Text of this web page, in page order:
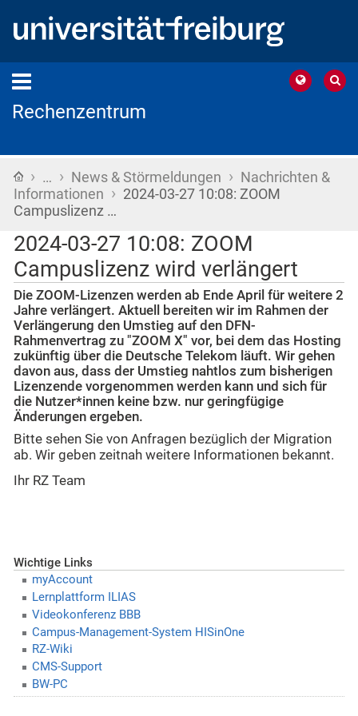
Rechenzentrum
Startseite
› … › News & Störmeldungen › Nachrichten &
Informationen › 2024-03-27 10:08: ZOOM
Campuslizenz …
2024-03-27 10:08: ZOOM
Campuslizenz wird verlängert
Die ZOOM-Lizenzen werden ab Ende April für weitere 2
Jahre verlängert. Aktuell bereiten wir im Rahmen der
Verlängerung den Umstieg auf den DFN-
Rahmenvertrag zu "ZOOM X" vor, bei dem das Hosting
zukünftig über die Deutsche Telekom läuft. Wir gehen
davon aus, dass der Umstieg nahtlos zum bisherigen
Lizenzende vorgenommen werden kann und sich für
die Nutzer*innen keine bzw. nur geringfügige
Änderungen ergeben.
Bitte sehen Sie von Anfragen bezüglich der Migration
ab. Wir geben zeitnah weitere Informationen bekannt.
Ihr RZ Team
Wichtige Links
myAccount
Lernplattform ILIAS
Videokonferenz BBB
Campus-Management-System HISinOne
RZ-Wiki
CMS-Support
BW-PC